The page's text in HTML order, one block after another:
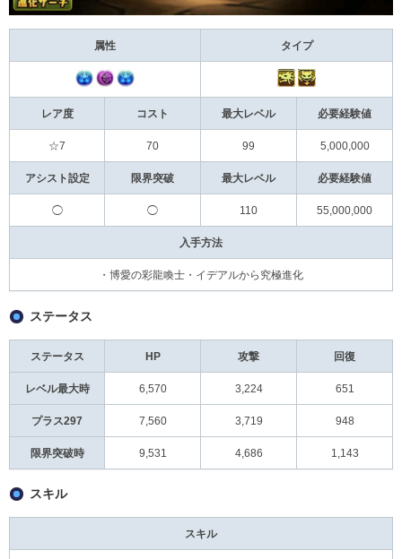
属性 タイプ
レア度 コスト 最大レベル 必要経験値
☆7 70 99 5,000,000
アシスト設定 限界突破 最大レベル 必要経験値
◯ ◯ 110 55,000,000
入手方法
・博愛の彩龍喚士・イデアルから究極進化
ステータス
ステータス HP 攻撃 回復
レベル最大時 6,570 3,224 651
プラス297 7,560 3,719 948
限界突破時 9,531 4,686 1,143
スキル
スキル